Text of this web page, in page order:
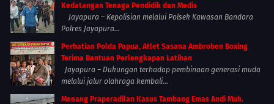
Kedatangan Tenaga Pendidik dan Medis
Jayapura – Kepolisian melalui Polsek Kawasan Bandara
Polres Jayapura...
Perhatian Polda Papua, Atlet Sasana Ambroben Boxing
Terima Bantuan Perlengkapan Latihan
Jayapura – Dukungan terhadap pembinaan generasi muda
melalui jalur olahraga kembali...
Menang Praperadilan Kasus Tambang Emas Andi Muh.